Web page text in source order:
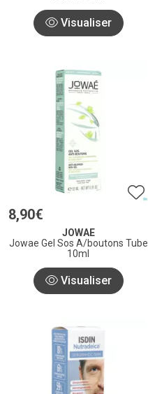
Visualiser
8,90€
JOWAE
Jowae Gel Sos A/boutons Tube
10ml
Visualiser